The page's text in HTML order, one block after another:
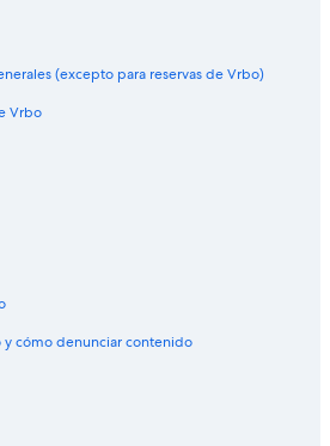
(excepto para reservas de Vrbo)
Vrbo
y cómo denunciar contenido